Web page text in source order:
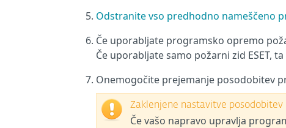
Odstranite vso predhodno nameščeno
Če uporabljate programsko opremo
Če uporabljate samo požarni zid ESET,
Onemogočite prejemanje posodobitev
Zaklenjene nastavitve posodobitev
Če vašo napravo upravlja program